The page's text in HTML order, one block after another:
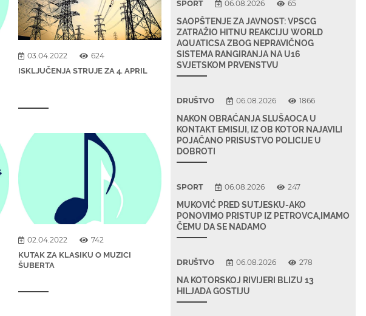
03.04.2022
624
ISKLJUČENJA STRUJE ZA 4. APRIL
02.04.2022
742
KUTAK ZA KLASIKU O MUZICI
ŠUBERTA
SPORT 06.08.2026 65
SAOPŠTENJE ZA JAVNOST: VPSCG
ZATRAŽIO HITNU REAKCIJU WORLD
AQUATICSA ZBOG NEPRAVIČNOG
SISTEMA RANGIRANJA NA U16
SVJETSKOM PRVENSTVU
DRUŠTVO 06.08.2026 1866
NAKON OBRAĆANJA SLUŠAOCA U
KONTAKT EMISIJI, IZ OB KOTOR NAJAVILI
POJAČANO PRISUSTVO POLICIJE U
DOBROTI
SPORT 06.08.2026 247
MUKOVIĆ PRED SUTJESKU-AKO
PONOVIMO PRISTUP IZ PETROVCA,IMAMO
ČEMU DA SE NADAMO
DRUŠTVO 06.08.2026 278
NA KOTORSKOJ RIVIJERI BLIZU 13
HILJADA GOSTIJU